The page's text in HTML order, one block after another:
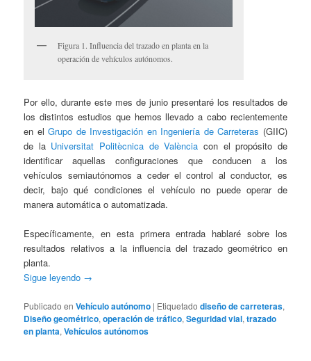
Figura 1. Influencia del trazado en planta en la
operación de vehículos autónomos.
Por ello, durante este mes de junio presentaré los resultados de
los distintos estudios que hemos llevado a cabo recientemente
en elGrupo de Investigación en Ingeniería de Carreteras (GIIC)
de la Universitat Politècnica de València con el propósito de
identificar aquellas configuraciones que conducen a los
vehículos semiautónomos a ceder el control al conductor, es
decir, bajo qué condiciones el vehículo no puede operar de
manera automática o automatizada.
Específicamente, en esta primera entrada hablaré sobre los
resultados relativos a la influencia del trazado geométrico en
planta.
Sigue leyendo →
Publicado en Vehículo autónomo | Etiquetado diseño de carreteras,
Diseño geométrico,operación de tráfico,Seguridad vial,trazado
en planta,Vehículos autónomos